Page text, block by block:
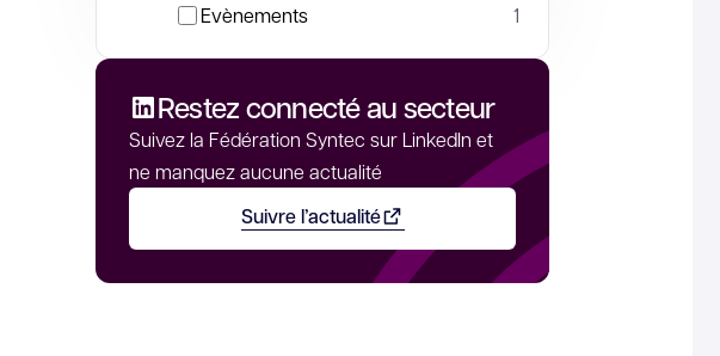
Evènements
1
Restez connecté au secteur
Suivez la Fédération Syntec sur LinkedIn et
ne manquez aucune actualité
Suivre l’actualitéOuvrir dans un nouvel onglet